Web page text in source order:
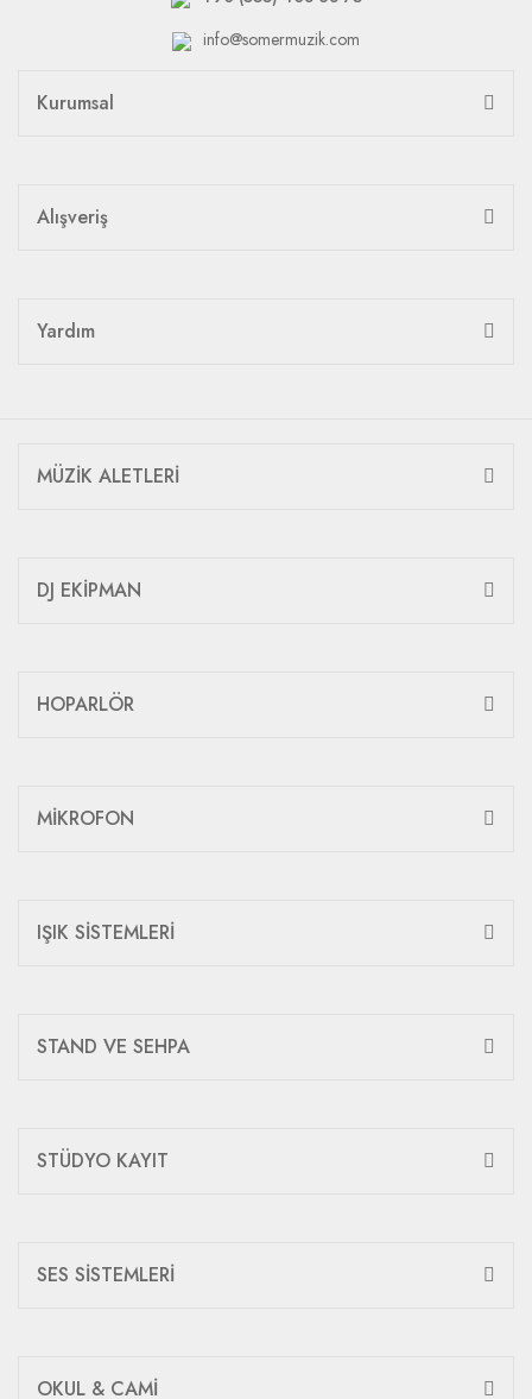
info@somermuzik.com
Kurumsal
Alışveriş
Yardım
MÜZİK ALETLERİ
DJ EKİPMAN
HOPARLÖR
MİKROFON
IŞIK SİSTEMLERİ
STAND VE SEHPA
STÜDYO KAYIT
SES SİSTEMLERİ
OKUL & CAMİ